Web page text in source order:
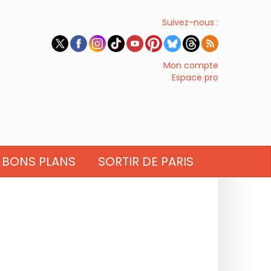
Suivez-nous :
Mon compte
Espace pro
BONS PLANS SORTIR DE PARIS